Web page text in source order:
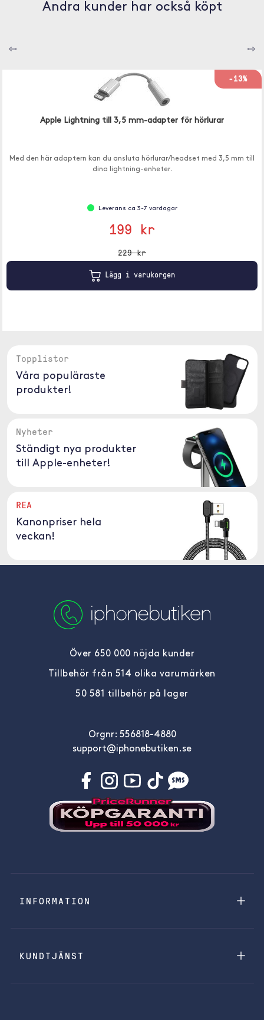
Andra kunder har också köpt
⇦ ⇨
-13%
Apple Lightning till 3,5 mm-adapter för hörlurar
Med den här adaptern kan du ansluta hörlurar/headset med 3,5 mm till
dina lightning-enheter.
Leverans ca 3-7 vardagar
199 kr
229 kr
Lägg i varukorgen
Topplistor
Våra populäraste
produkter!
Nyheter
Ständigt nya produkter
till Apple-enheter!
REA
Kanonpriser hela
veckan!
Över 650 000 nöjda kunder
Tillbehör från 514 olika varumärken
50 581 tillbehör på lager
Orgnr: 556818-4880
support@iphonebutiken.se
INFORMATION
KUNDTJÄNST